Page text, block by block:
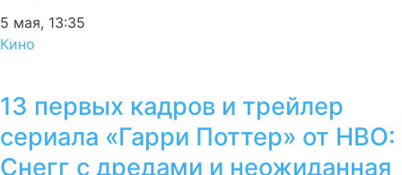
5 мая, 13:35
Кино
13 первых кадров и трейлер
сериала «Гарри Поттер» от HBO:
Снегг с дредами и неожиданная